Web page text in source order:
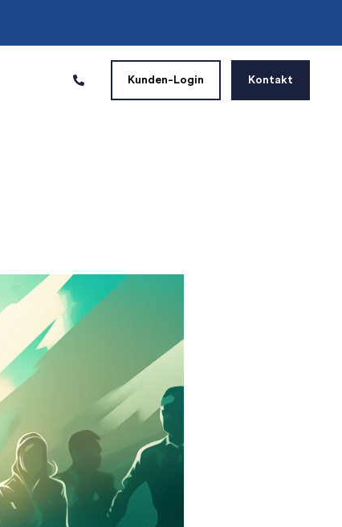
Kunden-Login Kontakt